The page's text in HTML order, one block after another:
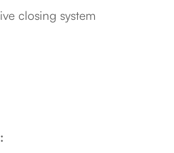
closing system